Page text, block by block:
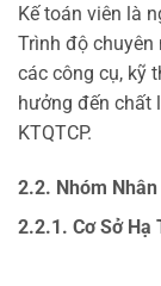
Kế toán viên là
Trình độ chuyên
các công cụ, kỹ
hưởng đến chất
KTQTCP.
2.2. Nhóm
2.2.1. Cơ Sở Hạ